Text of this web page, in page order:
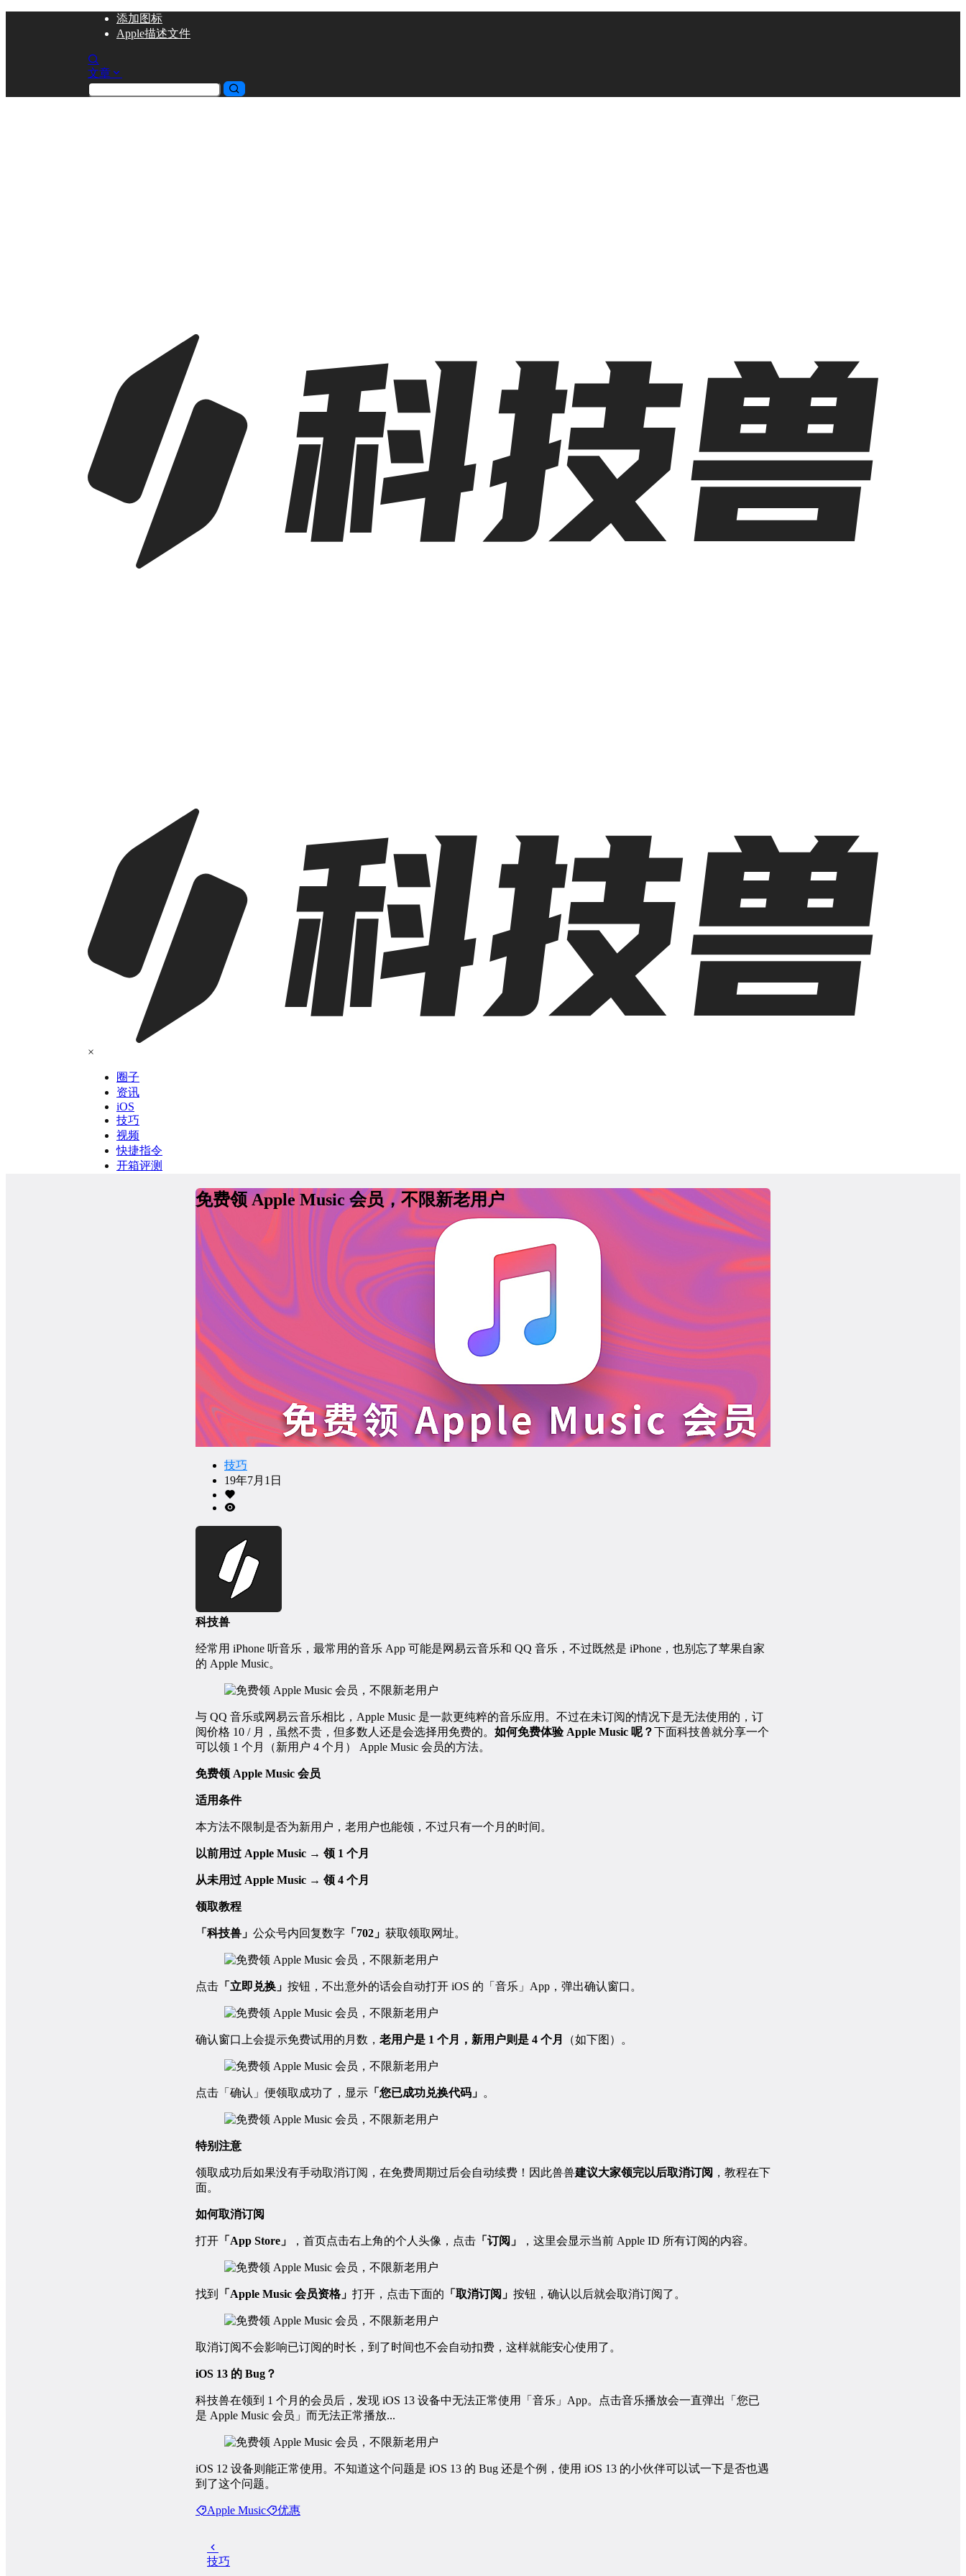
添加图标
Apple描述文件
文章
×
圈子
资讯
iOS
技巧
视频
快捷指令
开箱评测
免费领 Apple Music 会员，不限新老用户
技巧
19年7月1日
科技兽
经常用 iPhone 听音乐，最常用的音乐 App 可能是网易云音乐和 QQ 音乐，不过既然是 iPhone，也别忘了苹果自家
的 Apple Music。
与 QQ 音乐或网易云音乐相比，Apple Music 是一款更纯粹的音乐应用。不过在未订阅的情况下是无法使用的，订
阅价格 10 / 月，虽然不贵，但多数人还是会选择用免费的。 如何免费体验 Apple Music 呢？下面科技兽就分享一个
可以领 1 个月（新用户 4 个月） Apple Music 会员的方法。
免费领 Apple Music 会员
适用条件
本方法不限制是否为新用户，老用户也能领，不过只有一个月的时间。
以前用过 Apple Music → 领 1 个月
从未用过 Apple Music → 领 4 个月
领取教程
「科技兽」 公众号内回复数字 「702」 获取领取网址。
点击 「立即兑换」 按钮，不出意外的话会自动打开 iOS 的「音乐」App，弹出确认窗口。
确认窗口上会提示免费试用的月数， 老用户是 1 个月，新用户则是 4 个月 （如下图）。
点击「确认」便领取成功了，显示 「您已成功兑换代码」 。
特别注意
领取成功后如果没有手动取消订阅，在免费周期过后会自动续费！因此兽兽建议大家领完以后取消订阅 ，教程在下
面。
如何取消订阅
打开 「App Store」 ，首页点击右上角的个人头像，点击 「订阅」 ，这里会显示当前 Apple ID 所有订阅的内容。
找到 「Apple Music 会员资格」 打开，点击下面的 「取消订阅」 按钮，确认以后就会取消订阅了。
取消订阅不会影响已订阅的时长，到了时间也不会自动扣费，这样就能安心使用了。
iOS 13 的 Bug？
科技兽在领到 1 个月的会员后，发现 iOS 13 设备中无法正常使用「音乐」App。点击音乐播放会一直弹出「您已
是 Apple Music 会员」而无法正常播放...
iOS 12 设备则能正常使用。不知道这个问题是 iOS 13 的 Bug 还是个例，使用 iOS 13 的小伙伴可以试一下是否也遇
到了这个问题。
Apple Music 优惠
技巧